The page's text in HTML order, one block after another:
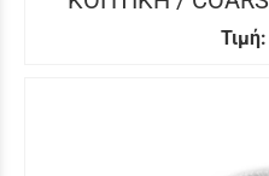
Τιμή: